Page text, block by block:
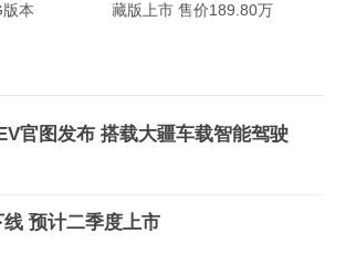
本
藏版上市 售价189.80万
官图发布 搭载大疆车载智能驾驶
预计二季度上市